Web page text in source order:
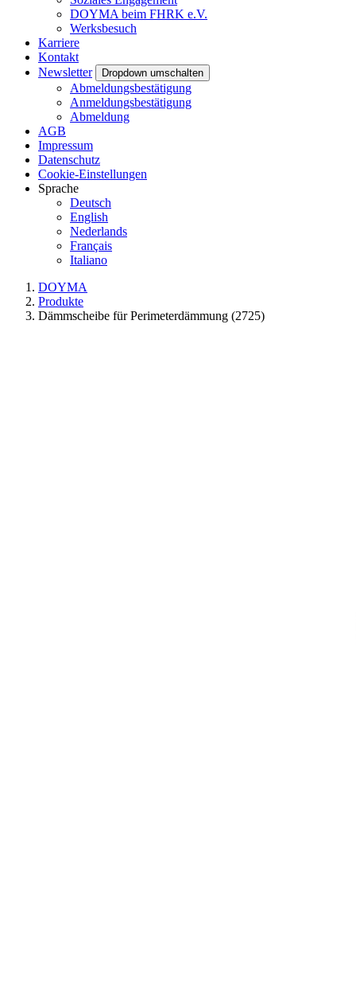
DOYMA beim FHRK e.V.
Werksbesuch
Karriere
Kontakt
Newsletter
Dropdown umschalten
Abmeldungsbestätigung
Anmeldungsbestätigung
Abmeldung
AGB
Impressum
Datenschutz
Cookie-Einstellungen
Sprache
Deutsch
English
Nederlands
Français
Italiano
DOYMA
Produkte
Dämmscheibe für Perimeterdämmung (2725)